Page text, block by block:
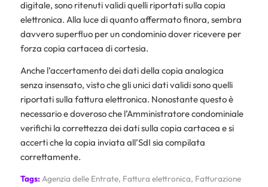
digitale, sono ritenuti validi quelli riportati sulla copia
elettronica. Alla luce di quanto affermato finora, sembra
davvero superfluo per un condominio dover ricevere per
forza copia cartacea di cortesia.
Anche l’accertamento dei dati della copia analogica
senza insensato, visto che gli unici dati validi sono quelli
riportati sulla fattura elettronica. Nonostante questo è
necessario e doveroso che l’Amministratore condominiale
verifichi la correttezza dei dati sulla copia cartacea e si
accerti che la copia inviata all’SdI sia compilata
correttamente.
Tags:Agenzia delle Entrate, Fattura elettronica, Fatturazione